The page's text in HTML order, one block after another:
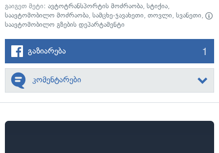
გაიგეთ მეტი: ავტოტრანსპორტის მოძრაობა, სტიქია,
საავტომობილო მოძრაობა, სამცხე-ჯავახეთი, თოვლი, სვანეთი,
საავტომობილო გზების დეპარტამენტი
გაზიარება 1
კომენტარები